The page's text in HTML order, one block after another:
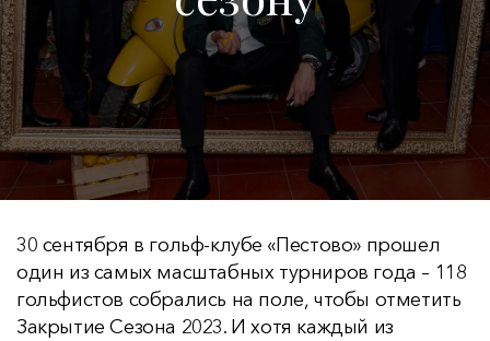
30 сентября в гольф-клубе «Пестово» прошел
один из самых масштабных турниров года – 118
гольфистов собрались на поле, чтобы отметить
Закрытие Сезона 2023. И хотя каждый из